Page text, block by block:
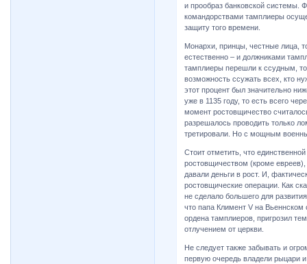
и прообраз банковской системы.
командорствами тамплиеры
защиту того времени.
Монархи, принцы, честные лица,
естественно – и должниками
тамплиеры перешли к ссудным,
возможность ссужать всех, кто
этот процент был значительно
уже в 1135 году, то есть всего
момент ростовщичество
разрешалось проводить только
третировали. Но с мощным
Стоит отметить, что
ростовщичеством (кроме
давали деньги в рост. И,
ростовщические операции. Как
не сделало большего для
что папа Климент V на Вьеннском
ордена тамплиеров, пригрозил
отлучением от церкви.
Не следует также забывать и
первую очередь владели рыцари